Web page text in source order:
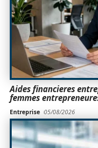
Aides financieres
femmes
Entreprise 05/08/2026